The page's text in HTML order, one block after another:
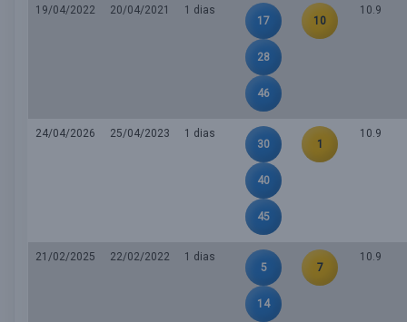
19/04/2022 20/04/2021
1 dias
17
28
46
10
10.9
24/04/2026 25/04/2023
1 dias
30
40
45
1
10.9
21/02/2025 22/02/2022
1 dias
5
14
7
10.9